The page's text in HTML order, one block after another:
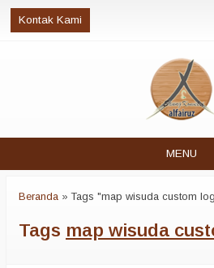
Kontak Kami
MENU
Beranda »Tags "map wisuda custom
Tags map wisuda